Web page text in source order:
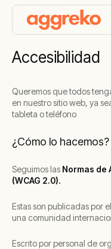
Accesibilidad
Queremos que todos
en nuestro sitio web, ya
tableta o teléfono
¿Cómo lo hacemos?
Seguimos las Normas de
(WCAG 2.0).
Estas son publicadas por el
una comunidad
Escrito por personal de